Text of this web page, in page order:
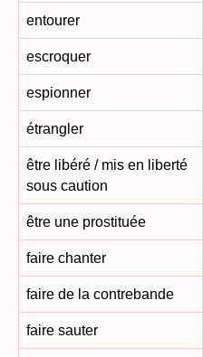
entourer
escroquer
espionner
étrangler
être libéré / mis en liberté
sous caution
être une prostituée
faire chanter
faire de la contrebande
faire sauter